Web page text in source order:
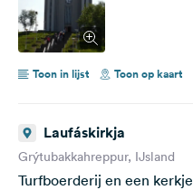
Toon in lijst Toon op kaart
Laufáskirkja
Grýtubakkahreppur, IJsland
Turfboerderij en een kerkje